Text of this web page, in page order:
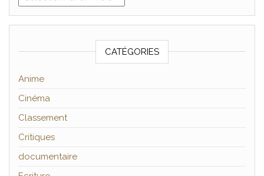
CATÉGORIES
Anime
Cinéma
Classement
Critiques
documentaire